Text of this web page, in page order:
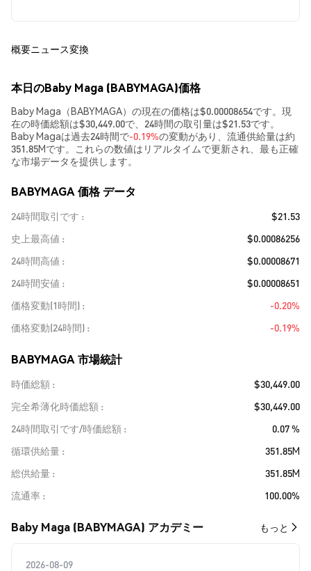
概要ニュース変換
本日のBaby Maga (BABYMAGA)価格
Baby Maga（BABYMAGA）の現在の価格は$0.00008654です。現
在の時価総額は$30,449.00で、24時間の取引量は$21.53です。
Baby Magaは過去24時間で-0.19%の変動があり、流通供給量は約
351.85Mです。これらの数値はリアルタイムで更新され、最も正確
な市場データを提供します。
BABYMAGA 価格 データ
24時間取引です
$21.53
史上最高値
$0.00086256
24時間高値
$0.00008671
24時間安値
$0.00008651
価格変動(1時間)
-0.20%
価格変動(24時間)
-0.19%
BABYMAGA 市場統計
時価総額
$30,449.00
完全希薄化時価総額
$30,449.00
24時間取引です/時価総額
0.07 %
循環供給量
351.85M
総供給量
351.85M
流通率
100.00%
Baby Maga (BABYMAGA) アカデミー もっと
2026-08-09